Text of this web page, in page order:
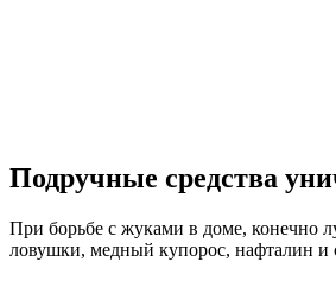
Подручные средства
При борьбе с жуками в доме, конечно
ловушки, медный купорос, нафталин и